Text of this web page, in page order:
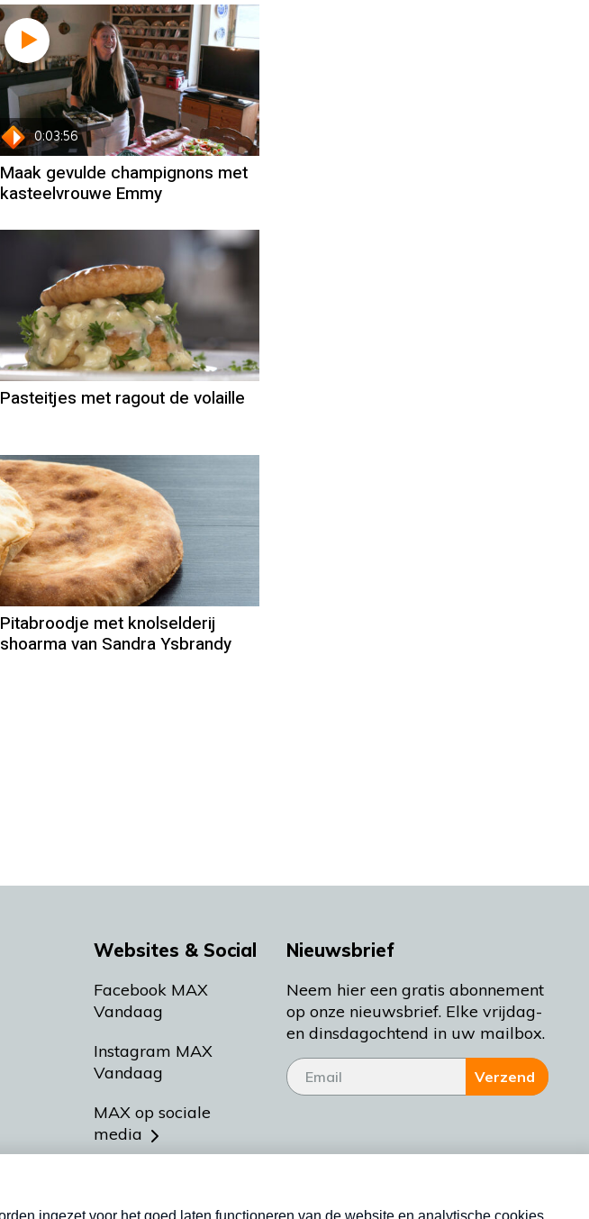
0:03:56
Maak gevulde champignons met
kasteelvrouwe Emmy
Recept
Robèrt van
Beckhoven
Pasteitjes met ragout de volaille
Recept
Sandra Ysbrandy
Pitabroodje met knolselderij
shoarma van Sandra Ysbrandy
Websites & Social
Facebook MAX
Vandaag
Instagram MAX
Vandaag
MAX op sociale
media
Nieuwsbrief
Neem hier een gratis abonnement
op onze nieuwsbrief. Elke vrijdag-
en dinsdagochtend in uw mailbox.
Verzend